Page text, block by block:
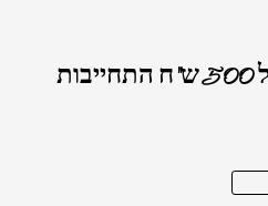
משלוח חינם בקנייה מעל 500 ש"ח התחייבות